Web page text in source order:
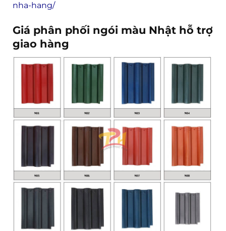
nha-hang/
Giá phân phối ngói màu Nhật hỗ trợ
giao hàng